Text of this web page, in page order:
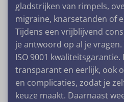
gladstrijken van rimpels,
migraine, knarsetanden of
Tijdens een vrijblijvend
je antwoord op al je
ISO 9001
transparant en eerlijk, ook
en complicaties, zodat je
keuze maakt. Daarnaast